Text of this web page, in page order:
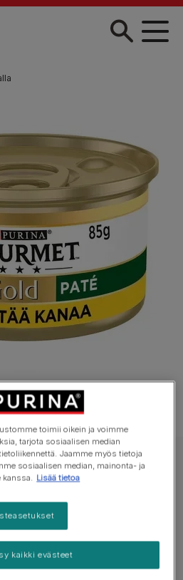
kanalla
85g
toimii oikein ja voimme
tarjota sosiaalisen median
Jaamme myös tietoja
sosiaalisen median, mainonta- ja
kanssa. Lisää tietoa
kaikki evästeet